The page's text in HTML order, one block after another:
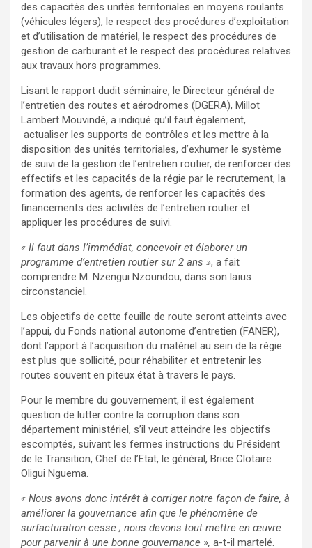
des capacités des unités territoriales en moyens roulants
(véhicules légers), le respect des procédures d’exploitation
et d’utilisation de matériel, le respect des procédures de
gestion de carburant et le respect des procédures relatives
aux travaux hors programmes.
Lisant le rapport dudit séminaire, le Directeur général de
l’entretien des routes et aérodromes (DGERA), Millot
Lambert Mouvindé, a indiqué qu’il faut également,
actualiser les supports de contrôles et les mettre à la
disposition des unités territoriales, d’exhumer le système
de suivi de la gestion de l’entretien routier, de renforcer des
effectifs et les capacités de la régie par le recrutement, la
formation des agents, de renforcer les capacités des
financements des activités de l’entretien routier et
appliquer les procédures de suivi.
« Il faut dans l’immédiat, concevoir et élaborer un
programme d’entretien routier sur 2 ans », a fait
comprendre M. Nzengui Nzoundou, dans son laïus
circonstanciel.
Les objectifs de cette feuille de route seront atteints avec
l’appui, du Fonds national autonome d’entretien (FANER),
dont l’apport à l’acquisition du matériel au sein de la régie
est plus que sollicité, pour réhabiliter et entretenir les
routes souvent en piteux état à travers le pays.
Pour le membre du gouvernement, il est également
question de lutter contre la corruption dans son
département ministériel, s’il veut atteindre les objectifs
escomptés, suivant les fermes instructions du Président
de le Transition, Chef de l’Etat, le général, Brice Clotaire
Oligui Nguema.
« Nous avons donc intérêt à corriger notre façon de faire, à
améliorer la gouvernance afin que le phénomène de
surfacturation cesse ; nous devons tout mettre en œuvre
pour parvenir à une bonne gouvernance », a-t-il martelé.